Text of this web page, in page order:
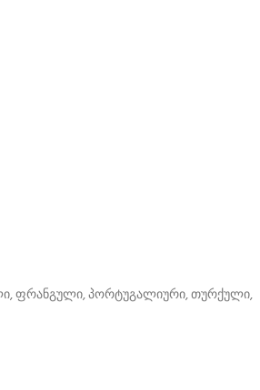
ფრანგული, პორტუგალიური, თურქული,